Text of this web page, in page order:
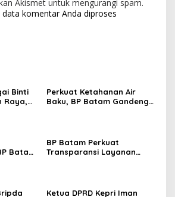
Akismet untuk mengurangi spam.
komentar Anda diproses
Binti
Raya,
Perkuat Ketahanan Air
Baku, BP Batam Gandeng
Batam
BP Batam Perkuat
Transparansi Layanan
Ketua DPRD Kepri Iman